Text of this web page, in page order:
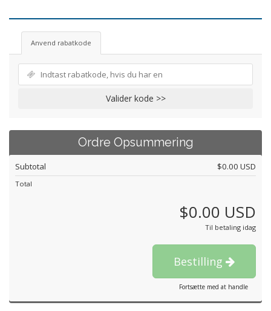
Anvend rabatkode
Valider kode >>
Ordre Opsummering
Subtotal $0.00 USD
Total
$0.00 USD
Til betaling idag
Bestilling
Fortsætte med at handle